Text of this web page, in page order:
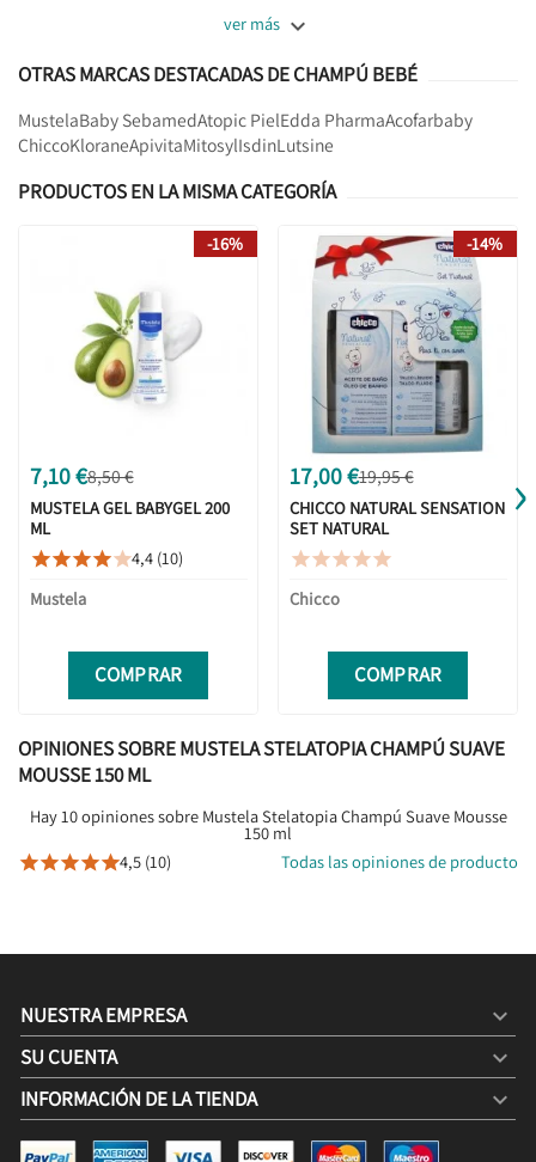
MUSTELA STELATOPIA CHAMPÚ SUAVE MOUSSE 150 ML
ver más 
OTRAS MARCAS DESTACADAS DE CHAMPÚ BEBÉ
MustelaBaby SebamedAtopic PielEdda PharmaAcofarbaby
ChiccoKloraneApivitaMitosylIsdinLutsine
PRODUCTOS EN LA MISMA CATEGORÍA
7,10 €8,50 €
MUSTELA GEL BABYGEL 200
ML
4,4 (10)
Mustela
COMPRAR
-16%
17,00 €19,95 €
CHICCO NATURAL SENSATION
SET NATURAL

Chicco
COMPRAR
-14%
›
OPINIONES SOBRE MUSTELA STELATOPIA CHAMPÚ SUAVE
MOUSSE 150 ML
Hay 10 opiniones sobre Mustela Stelatopia Champú Suave Mousse
150 ml
4,5 (10) Todas las opiniones de producto
NUESTRA EMPRESA 
SU CUENTA 
INFORMACIÓN DE LA TIENDA keyboard_arrow_down